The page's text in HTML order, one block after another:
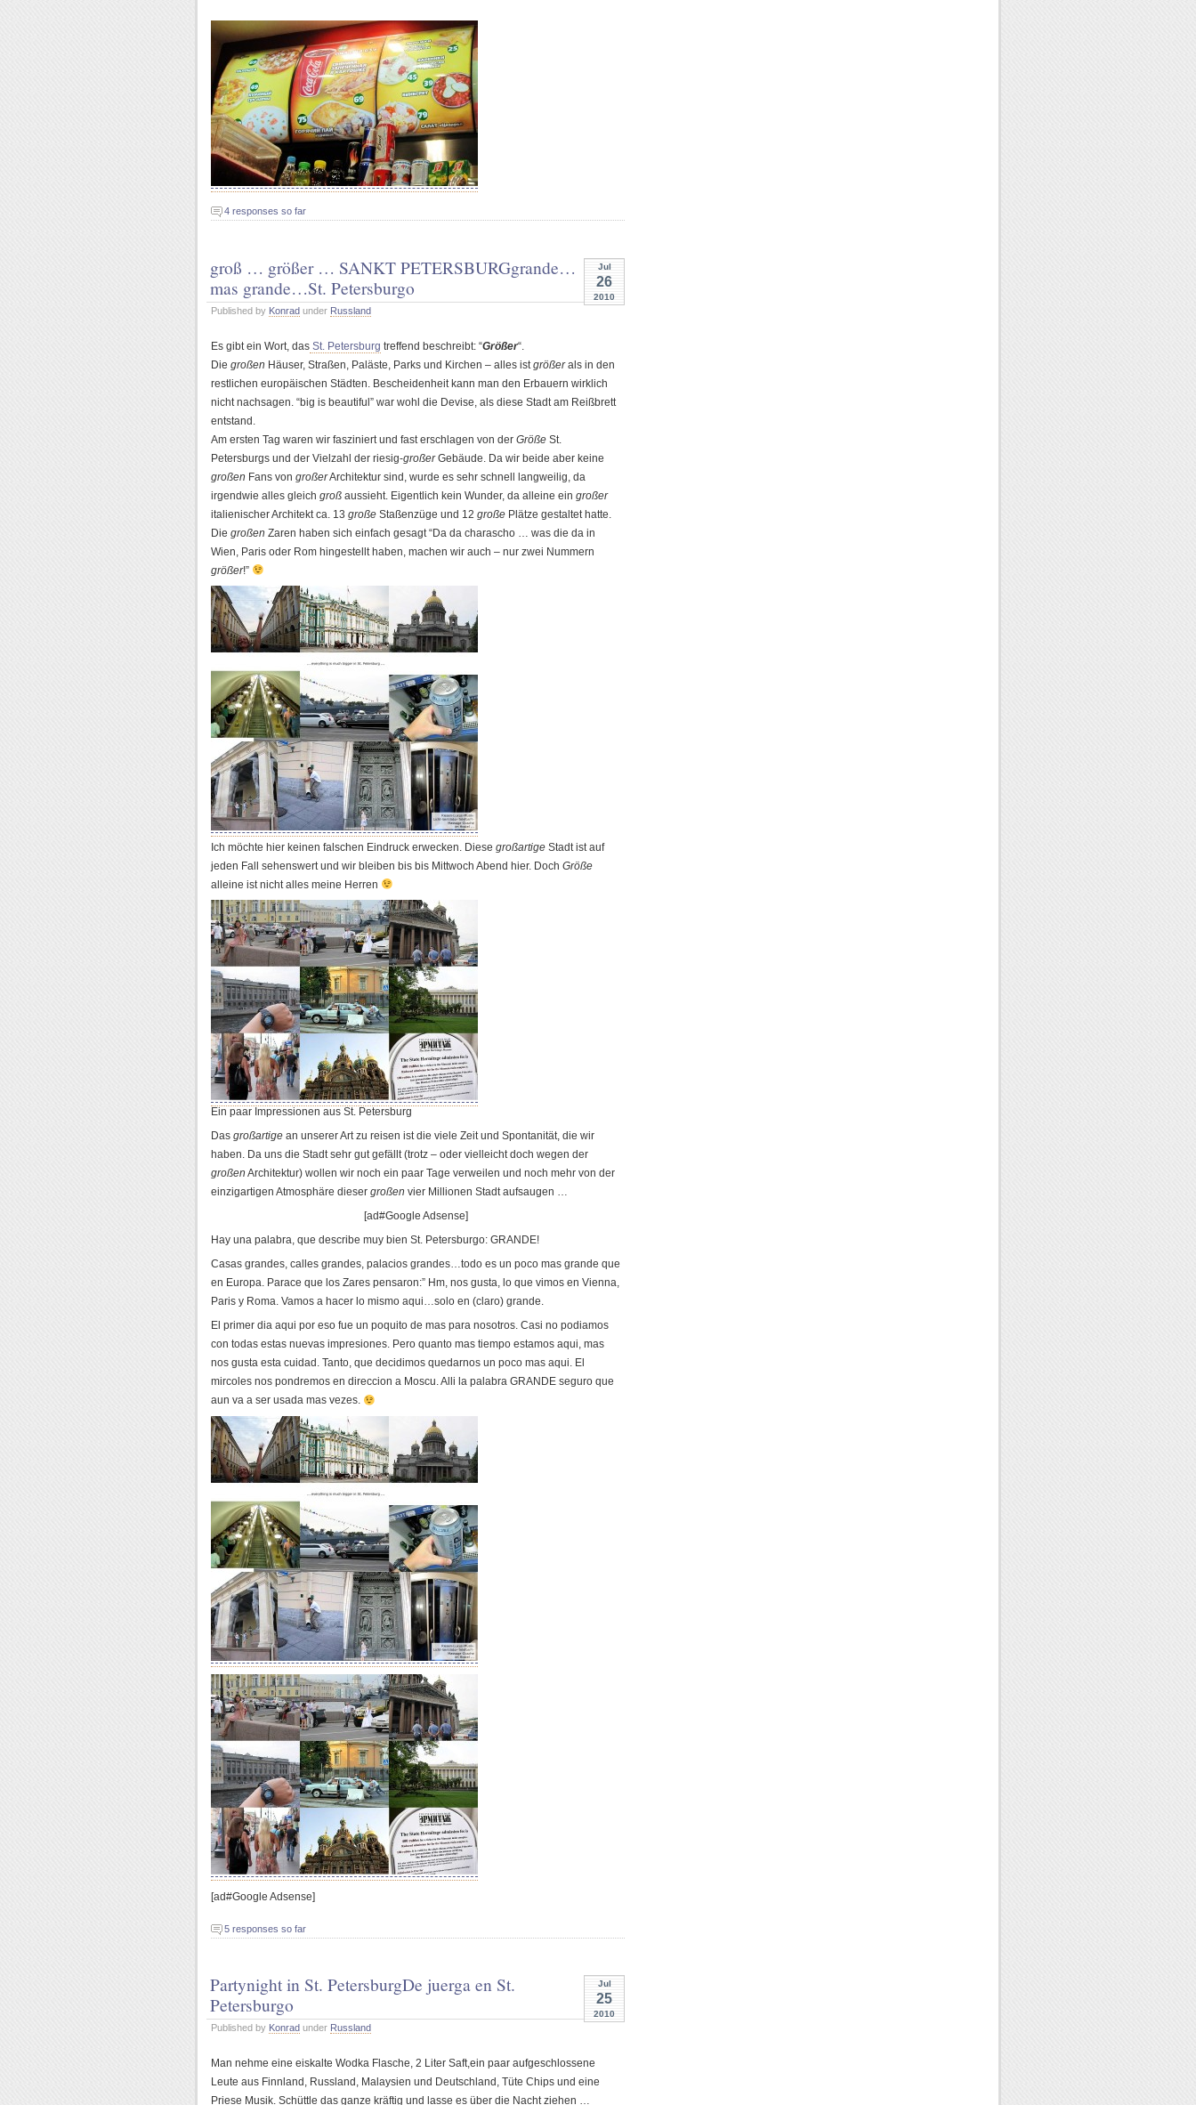
4 responses so far
Jul
26
2010
groß … größer … SANKT PETERSBURGgrande…
mas grande…St. Petersburgo
Published by Konrad under Russland
Es gibt ein Wort, das St. Petersburg treffend beschreibt: “Größer“.
Die großen Häuser, Straßen, Paläste, Parks und Kirchen – alles istgrößerals in den
restlichen europäischen Städten. Bescheidenheit kann man den Erbauern wirklich
nicht nachsagen. “big is beautiful” war wohl die Devise, als diese Stadt am Reißbrett
entstand.
Am ersten Tag waren wir fasziniert und fast erschlagen von der Größe St.
Petersburgs und der Vielzahl der riesig-großerGebäude. Da wir beide aber keine
großen Fans von großerArchitektur sind, wurde es sehr schnell langweilig, da
irgendwie alles gleich groß aussieht. Eigentlich kein Wunder, da alleine ein großer
italienischer Architekt ca. 13 große Staßenzüge und 12 große Plätze gestaltet hatte.
Die großen Zaren haben sich einfach gesagt “Da da charascho … was die da in
Wien, Paris oder Rom hingestellt haben, machen wir auch – nur zwei Nummern
größer!”
Ich möchte hier keinen falschen Eindruck erwecken. Diese großartige Stadt ist auf
jeden Fall sehenswert und wir bleiben bis bis Mittwoch Abend hier. Doch Größe
alleine ist nicht alles meine Herren
Ein paar Impressionen aus St. Petersburg
Das großartige an unserer Art zu reisen ist die viele Zeit und Spontanität, die wir
haben. Da uns die Stadt sehr gut gefällt (trotz – oder vielleicht doch wegen der
großen Architektur) wollen wir noch ein paar Tage verweilen und noch mehr von der
einzigartigen Atmosphäre dieser großen vier Millionen Stadt aufsaugen …
[ad#Google Adsense]
Hay una palabra, que describe muy bien St. Petersburgo: GRANDE!
Casas grandes, calles grandes, palacios grandes…todo es un poco mas grande que
en Europa. Parace que los Zares pensaron:” Hm, nos gusta, lo que vimos en Vienna,
Paris y Roma. Vamos a hacer lo mismo aqui…solo en (claro) grande.
El primer dia aqui por eso fue un poquito de mas para nosotros. Casi no podiamos
con todas estas nuevas impresiones. Pero quanto mas tiempo estamos aqui, mas
nos gusta esta cuidad. Tanto, que decidimos quedarnos un poco mas aqui. El
mircoles nos pondremos en direccion a Moscu. Alli la palabra GRANDE seguro que
aun va a ser usada mas vezes.
[ad#Google Adsense]
5 responses so far
Jul
25
2010
Partynight in St. PetersburgDe juerga en St.
Petersburgo
Published by Konrad under Russland
Man nehme eine eiskalte Wodka Flasche, 2 Liter Saft,ein paar aufgeschlossene
Leute aus Finnland, Russland, Malaysien und Deutschland, Tüte Chips und eine
Priese Musik. Schüttle das ganze kräftig und lasse es über die Nacht ziehen …